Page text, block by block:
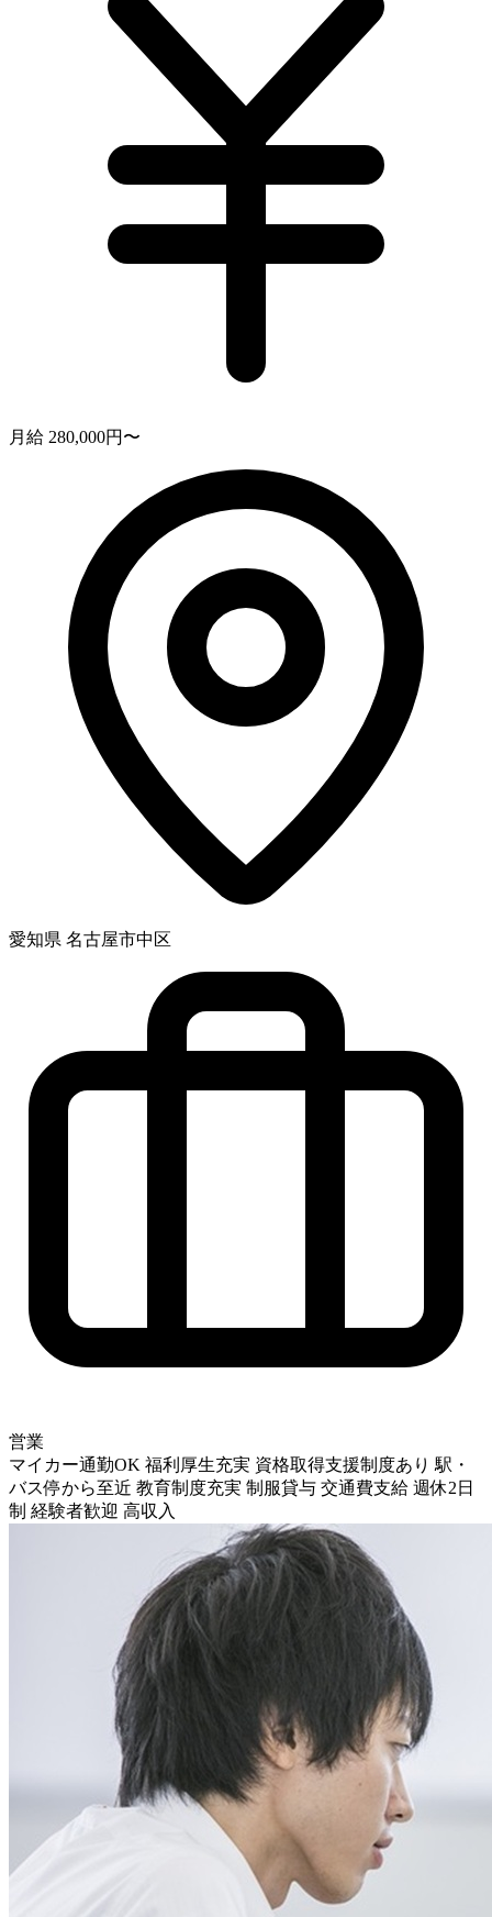
月給 280,000円〜
愛知県 名古屋市中区
営業
マイカー通勤OK 福利厚生充実 資格取得支援制度あり 駅・
バス停から至近 教育制度充実 制服貸与 交通費支給 週休2日
制 経験者歓迎 高収入